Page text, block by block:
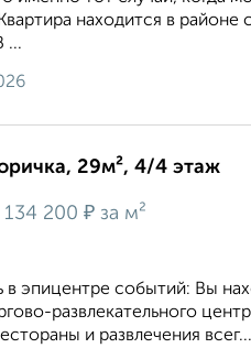
находится в районе
...
29м², 4/4 этаж
134 200 ₽ за м²
в эпицентре событий: Вы
развлекательного
и развлечения всег...